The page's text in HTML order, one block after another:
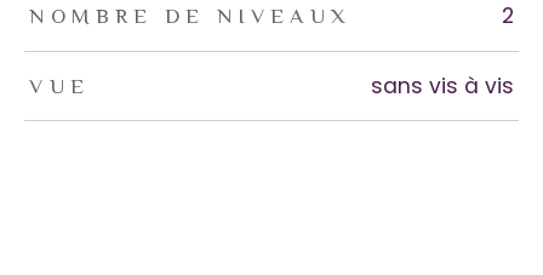
NOMBRE DE NIVEAUX 2
VUE sans vis à vis